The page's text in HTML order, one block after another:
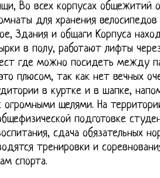
Во всех корпусах общежитий
для хранения велосипедов
Здания и общаги Корпуса
в полу, работают лифты
где можно посидеть между
плюсом, так как нет вечных
в куртке и в шапке,
огромными щелями. На
подготовке
сдача обязательных
тренировки и
спорта.